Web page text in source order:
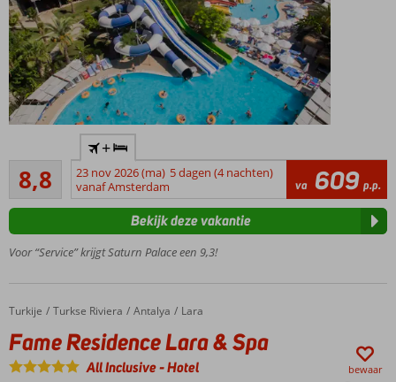
maar liefst 6 à-
la-
carterestaurants
een
topper in
ons
zandstrand
met pier?
Voor de kids:
aquapark,
waterglijbanen,
miniclub
8,8
Aanrader
342
beoordelingen
+
23 nov 2026 (ma) 5 dagen (4 nachten)
vanaf Amsterdam
va 609 p.p.
Voor “Service” krijgt Saturn Palace een 9,3!
Bekijk deze vakantie
Home
Turkije Turkse Riviera Antalya Lara
Fame Residence Lara & Spa
Fame Residence Lara & Spa
All Inclusive-Hotel bewaar